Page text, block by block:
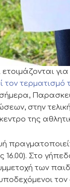
τον τερματισμό
στην
της
16.00). Στο
των